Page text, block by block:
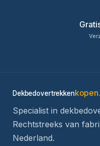
Dekbedovertrekken
Specialist in
Rechtstreeks van
Nederland.